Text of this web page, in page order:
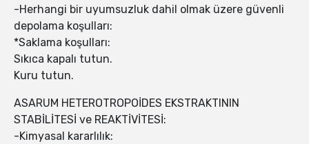
-Herhangi bir uyumsuzluk dahil olmak üzere güvenli
depolama koşulları:
*Saklama koşulları:
Sıkıca kapalı tutun.
Kuru tutun.
ASARUM HETEROTROPOİDES EKSTRAKTININ
STABİLİTESİ ve REAKTİVİTESİ:
-Kimyasal kararlılık: